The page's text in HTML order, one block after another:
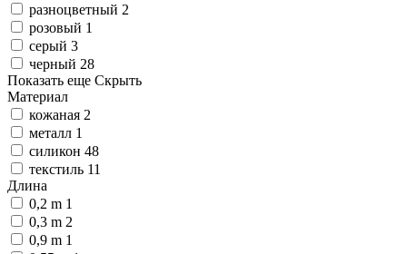
разноцветный 2
розовый 1
серый 3
черный 28
Показать еще Скрыть
Материал
кожаная 2
металл 1
силикон 48
текстиль 11
Длина
0,2 m 1
0,3 m 2
0,9 m 1